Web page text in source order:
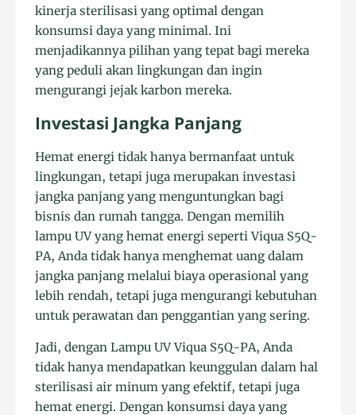
kinerja sterilisasi yang optimal dengan
konsumsi daya yang minimal. Ini
menjadikannya pilihan yang tepat bagi mereka
yang peduli akan lingkungan dan ingin
mengurangi jejak karbon mereka.
Investasi Jangka Panjang
Hemat energi tidak hanya bermanfaat untuk
lingkungan, tetapi juga merupakan investasi
jangka panjang yang menguntungkan bagi
bisnis dan rumah tangga. Dengan memilih
lampu UV yang hemat energi seperti Viqua S5Q-
PA, Anda tidak hanya menghemat uang dalam
jangka panjang melalui biaya operasional yang
lebih rendah, tetapi juga mengurangi kebutuhan
untuk perawatan dan penggantian yang sering.
Jadi, dengan Lampu UV Viqua S5Q-PA, Anda
tidak hanya mendapatkan keunggulan dalam hal
sterilisasi air minum yang efektif, tetapi juga
hemat energi. Dengan konsumsi daya yang